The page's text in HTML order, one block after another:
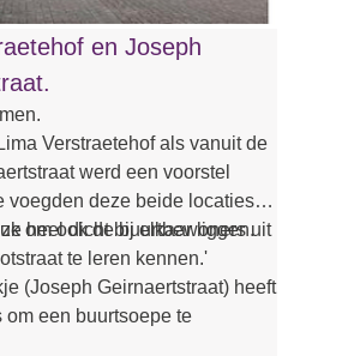
en Joseph
Verstraetehof als vanuit de
werd een voorstel
voegden deze beide locaties
heel dicht bij elkaar liggen.
om ook de buurtbewoners uit
te leren kennen.'
(Joseph Geirnaertstraat) heeft
om een buurtsoepe te